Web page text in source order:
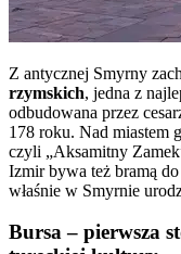
Z antycznej Smyrny
rzymskich, jedna z
odbudowana przez
178 roku. Nad miastem
czyli „Aksamitny
Izmir bywa też bramą
właśnie w Smyrnie
Bursa – pierwsza